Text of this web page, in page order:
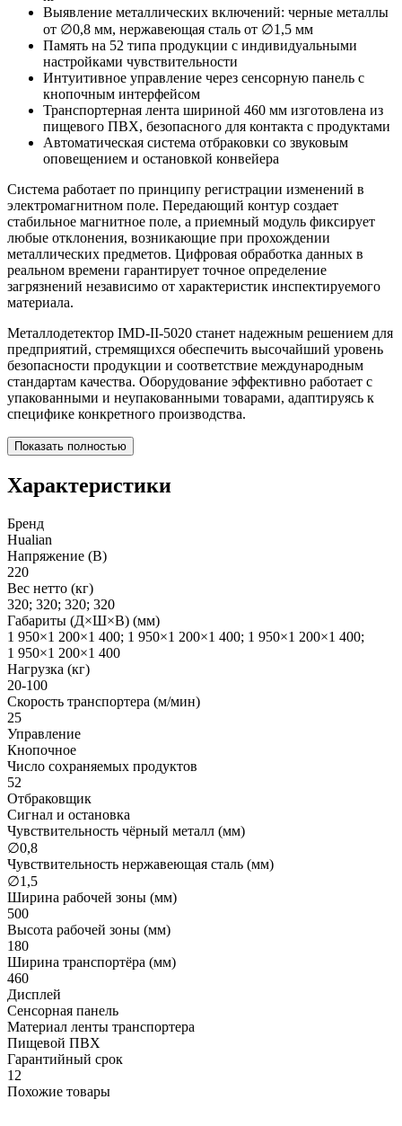
Выявление металлических включений: черные металлы
от ∅0,8 мм, нержавеющая сталь от ∅1,5 мм
Память на 52 типа продукции с индивидуальными
настройками чувствительности
Интуитивное управление через сенсорную панель с
кнопочным интерфейсом
Транспортерная лента шириной 460 мм изготовлена из
пищевого ПВХ, безопасного для контакта с продуктами
Автоматическая система отбраковки со звуковым
оповещением и остановкой конвейера
Система работает по принципу регистрации изменений в
электромагнитном поле. Передающий контур создает
стабильное магнитное поле, а приемный модуль фиксирует
любые отклонения, возникающие при прохождении
металлических предметов. Цифровая обработка данных в
реальном времени гарантирует точное определение
загрязнений независимо от характеристик инспектируемого
материала.
Металлодетектор IMD-II-5020 станет надежным решением для
предприятий, стремящихся обеспечить высочайший уровень
безопасности продукции и соответствие международным
стандартам качества. Оборудование эффективно работает с
упакованными и неупакованными товарами, адаптируясь к
специфике конкретного производства.
Показать полностью
Характеристики
Бренд
Hualian
Напряжение (В)
220
Вес нетто (кг)
320; 320; 320; 320
Габариты (Д×Ш×В) (мм)
1 950×1 200×1 400; 1 950×1 200×1 400; 1 950×1 200×1 400;
1 950×1 200×1 400
Нагрузка (кг)
20-100
Скорость транспортера (м/мин)
25
Управление
Кнопочное
Число сохраняемых продуктов
52
Отбраковщик
Сигнал и остановка
Чувствительность чёрный металл (мм)
∅0,8
Чувствительность нержавеющая сталь (мм)
∅1,5
Ширина рабочей зоны (мм)
500
Высота рабочей зоны (мм)
180
Ширина транспортёра (мм)
460
Дисплей
Сенсорная панель
Материал ленты транспортера
Пищевой ПВХ
Гарантийный срок
12
Похожие товары